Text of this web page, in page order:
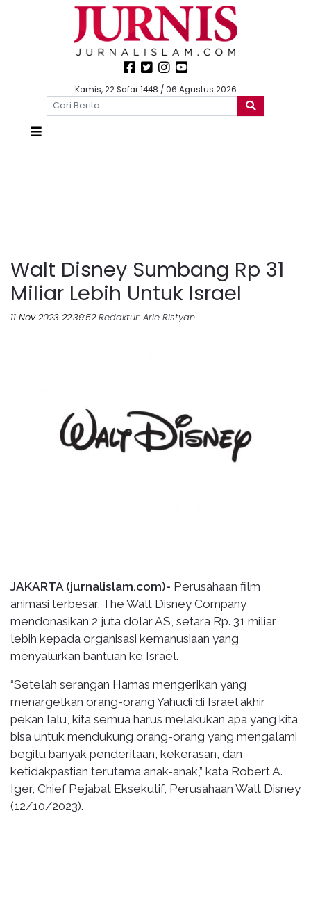
Kamis, 22 Safar 1448 / 06 Agustus 2026
Walt Disney Sumbang Rp 31
Miliar Lebih Untuk Israel
11 Nov 2023 22:39:52 Redaktur: Arie Ristyan
JAKARTA (jurnalislam.com)- Perusahaan film
animasi terbesar, The Walt Disney Company
mendonasikan 2 juta dolar AS, setara Rp. 31 miliar
lebih kepada organisasi kemanusiaan yang
menyalurkan bantuan ke Israel.
“Setelah serangan Hamas mengerikan yang
menargetkan orang-orang Yahudi di Israel akhir
pekan lalu, kita semua harus melakukan apa yang kita
bisa untuk mendukung orang-orang yang mengalami
begitu banyak penderitaan, kekerasan, dan
ketidakpastian terutama anak-anak,” kata Robert A.
Iger, Chief Pejabat Eksekutif, Perusahaan Walt Disney
(12/10/2023).